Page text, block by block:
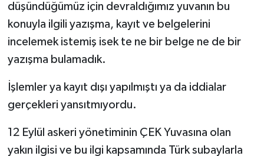
düşündüğümüz için devraldığımız yuvanın bu
konuyla ilgili yazışma, kayıt ve belgelerini
incelemek istemiş isek te ne bir belge ne de bir
yazışma bulamadık.
İşlemler ya kayıt dışı yapılmıştı ya da iddialar
gerçekleri yansıtmıyordu.
12 Eylül askeri yönetiminin ÇEK Yuvasına olan
yakın ilgisi ve bu ilgi kapsamında Türk subaylarla